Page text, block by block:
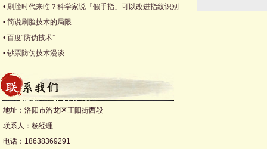
• 刷脸时代来临？科学家说「假手指」可以改进指纹识别
• 简说刷脸技术的局限
• 百度“防伪技术”
• 钞票防伪技术漫谈
地址：洛阳市洛龙区正阳街西段
联系人：杨经理
电话：18638369291